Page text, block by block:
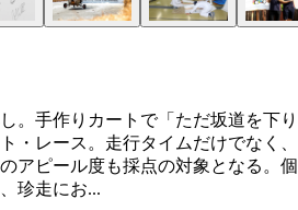
。手作りカートで「ただ坂道を下り
・レース。走行タイムだけでなく、
アピール度も採点の対象となる。個
珍走にお...